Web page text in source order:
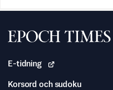
Svenska Epoch Times
E-tidning
Korsord och sudoku